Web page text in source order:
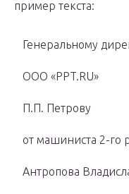
пример текста:
Генеральному
ООО «PPT.RU»
П.П. Петрову
от машиниста 2-го
Антропова